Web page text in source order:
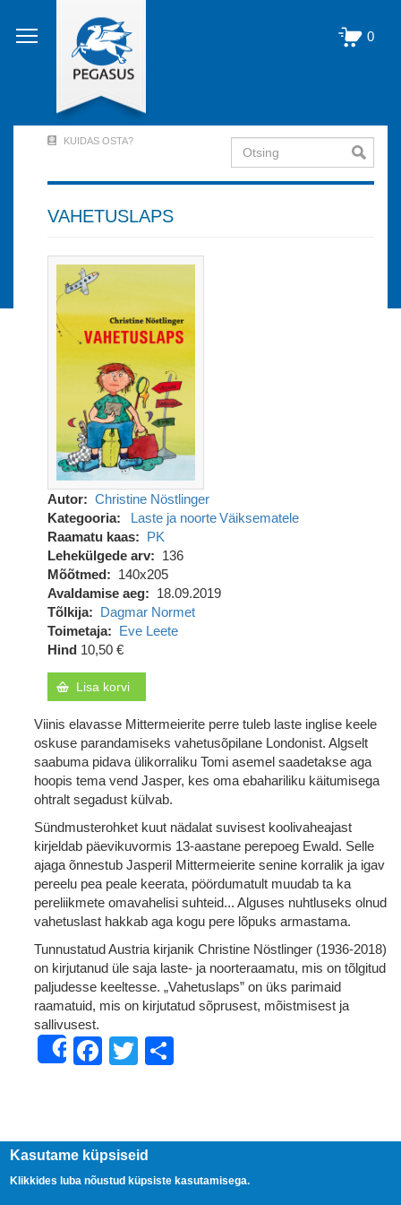
edasi
põhisisu
0
Account
Menu
out)
KUIDAS OSTA? Otsing
VAHETUSLAPS
Autor
Christine Nöstlinger
Kategooria
Laste ja noorte Väiksematele
Raamatu kaas
PK
Lehekülgede arv
136
Mõõtmed
140x205
Avaldamise aeg
18.09.2019
Tõlkija
Dagmar Normet
Toimetaja
Eve Leete
Hind 10,50 €
Lisa korvi
Viinis elavasse Mittermeierite perre tuleb laste inglise keele
oskuse parandamiseks vahetusõpilane Londonist. Algselt
saabuma pidava ülikorraliku Tomi asemel saadetakse aga
hoopis tema vend Jasper, kes oma ebahariliku käitumisega
ohtralt segadust külvab.
Sündmusterohket kuut nädalat suvisest koolivaheajast
kirjeldab päevikuvormis 13-aastane perepoeg Ewald. Selle
ajaga õnnestub Jasperil Mittermeierite senine korralik ja igav
pereelu pea peale keerata, pöördumatult muudab ta ka
pereliikmete omavahelisi suhteid... Alguses nuhtluseks olnud
vahetuslast hakkab aga kogu pere lõpuks armastama.
Tunnustatud Austria kirjanik Christine Nöstlinger (1936-2018)
on kirjutanud üle saja laste- ja noorteraamatu, mis on tõlgitud
paljudesse keeltesse. „Vahetuslaps” on üks parimaid
raamatuid, mis on kirjutatud sõprusest, mõistmisest ja
sallivusest.
ShareFacebook
Twitter
Kasutame küpsiseid
Klikkides luba nõustud küpsiste kasutamisega.